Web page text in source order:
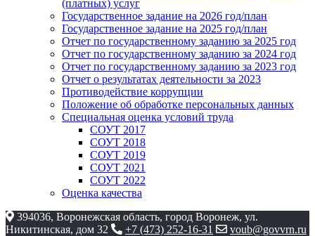
(платных) услуг
Государственное задание на 2026 год/план
Государственное задание на 2025 год/план
Отчет по государственному заданию за 2025 год
Отчет по государственному заданию за 2024 год
Отчет по государственному заданию за 2023 год
Отчет о результатах деятельности за 2023
Противодействие коррупции
Положение об обработке персональных данных
Специальная оценка условий труда
СОУТ 2017
СОУТ 2018
СОУТ 2019
СОУТ 2021
СОУТ 2022
Оценка качества
394036, Воронежская область, город Воронеж, ул.
Никитинская, дом 32
+7 (473) 252-16-31 voub@govvrn.ru